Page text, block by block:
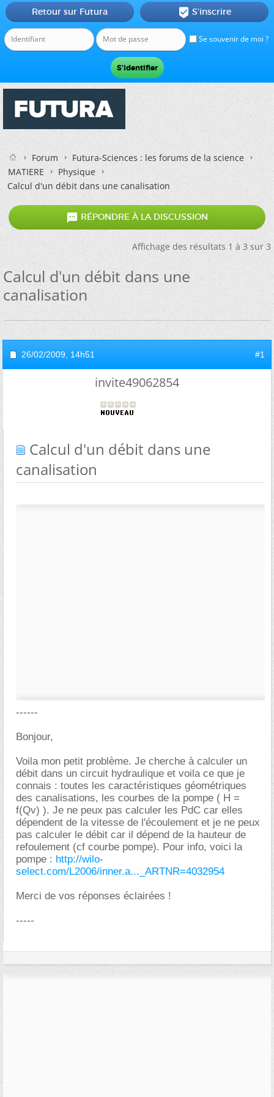
Se souvenir de moi ?
Retour sur Futura  S'inscrire
Forum
Futura-Sciences : les forums de la science
MATIERE
Physique
Calcul d'un débit dans une canalisation
 RÉPONDRE À LA DISCUSSION
Affichage des résultats 1 à 3 sur 3
Calcul d'un débit dans une
canalisation
26/02/2009, 14h51 #1
invite49062854
Calcul d'un débit dans une
canalisation
------
Bonjour,
Voila mon petit problème. Je cherche à calculer un
débit dans un circuit hydraulique et voila ce que je
connais : toutes les caractéristiques géométriques
des canalisations, les courbes de la pompe ( H =
f(Qv) ). Je ne peux pas calculer les PdC car elles
dépendent de la vitesse de l'écoulement et je ne peux
pas calculer le débit car il dépend de la hauteur de
refoulement (cf courbe pompe). Pour info, voici la
pompe : http://wilo-
select.com/L2006/inner.a..._ARTNR=4032954
Merci de vos réponses éclairées !
-----